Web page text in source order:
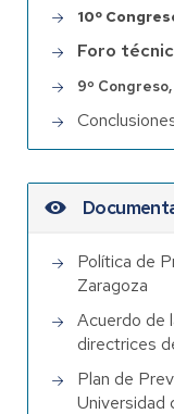
10º
Foro
9º
Política de
Zaragoza
Acuerdo de
directrices
Plan de
Universidad